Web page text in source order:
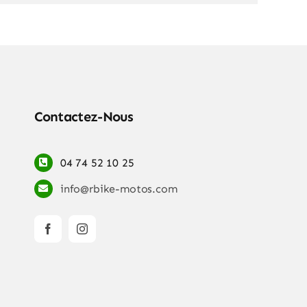
Contactez-Nous
04 74 52 10 25
info@rbike-motos.com